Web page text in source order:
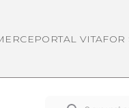
PORTAL VITAFOR